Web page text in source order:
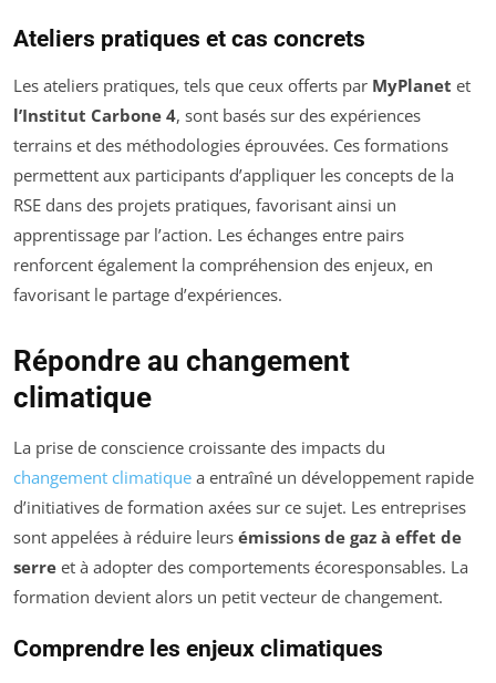
Ateliers pratiques et cas concrets
Les ateliers pratiques, tels que ceux offerts par MyPlanet et
l’Institut Carbone 4, sont basés sur des expériences
terrains et des méthodologies éprouvées. Ces formations
permettent aux participants d’appliquer les concepts de la
RSE dans des projets pratiques, favorisant ainsi un
apprentissage par l’action. Les échanges entre pairs
renforcent également la compréhension des enjeux, en
favorisant le partage d’expériences.
Répondre au changement
climatique
La prise de conscience croissante des impacts du
changement climatique a entraîné un développement rapide
d’initiatives de formation axées sur ce sujet. Les entreprises
sont appelées à réduire leurs émissions de gaz à effet de
serre et à adopter des comportements écoresponsables. La
formation devient alors un petit vecteur de changement.
Comprendre les enjeux climatiques